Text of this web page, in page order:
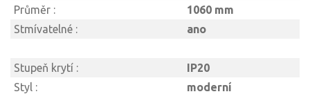
Průměr :
1060 mm
Stmívatelné :
ano
Stupeň krytí :
IP20
Styl :
moderní